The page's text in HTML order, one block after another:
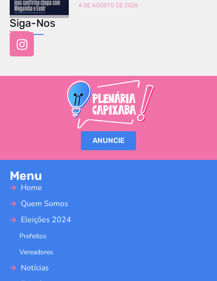
4 DE AGOSTO DE 2026
Siga-Nos
ANUNCIE
Menu
Home
Quem Somos
Eleições 2024
Prefeitos
Vereadores
Notícias